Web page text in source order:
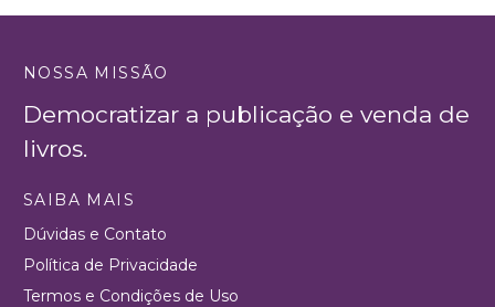
NOSSA MISSÃO
Democratizar a publicação e venda de
livros.
SAIBA MAIS
Dúvidas e Contato
Política de Privacidade
Termos e Condições de Uso